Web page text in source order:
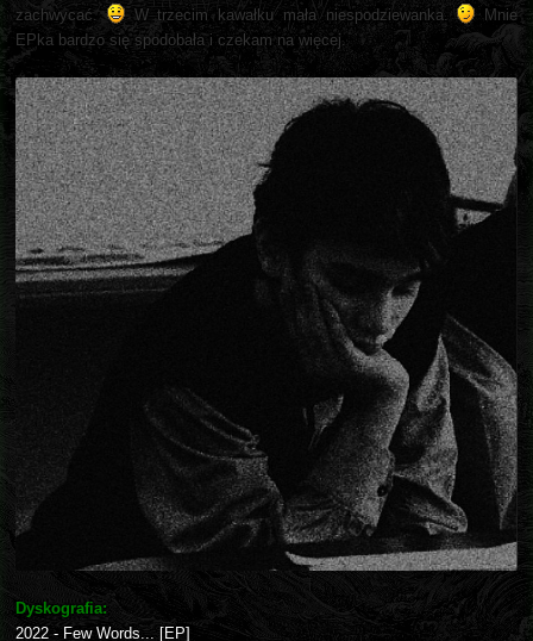
zachwycać.
W trzecim kawałku mała niespodziewanka.
Mnie
EPka bardzo się spodobała i czekam na więcej.
Dyskografia:
2022 - Few Words... [EP]